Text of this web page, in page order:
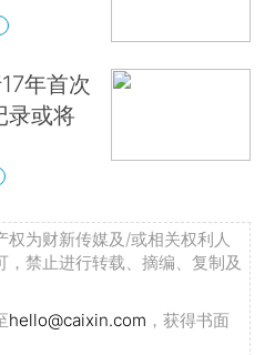
年首次
录或将
权为财新传媒及/或相关权利人
禁止进行转载、摘编、复制及
hello@caixin.com ，获得书面